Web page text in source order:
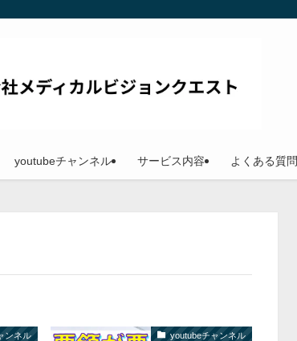
youtubeチャンネル サービス内容 よくある質問
ンネル youtubeチャンネル